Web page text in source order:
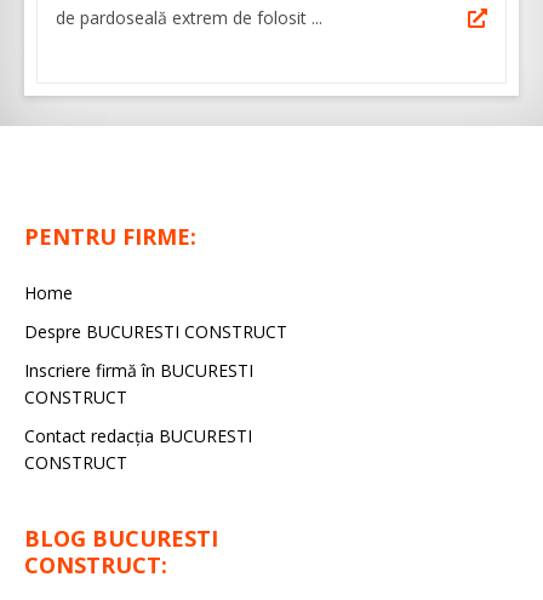
de pardoseală extrem de folosit ...
PENTRU FIRME:
Home
Despre BUCURESTI CONSTRUCT
Inscriere firmă în BUCURESTI
CONSTRUCT
Contact redacţia BUCURESTI
CONSTRUCT
BLOG BUCURESTI
CONSTRUCT: